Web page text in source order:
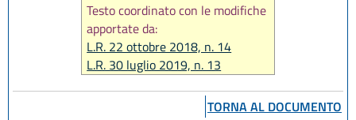
Testo coordinato con le modifiche
apportate da:
L.R. 22 ottobre 2018, n. 14
L.R. 30 luglio 2019, n. 13
TORNA AL DOCUMENTO